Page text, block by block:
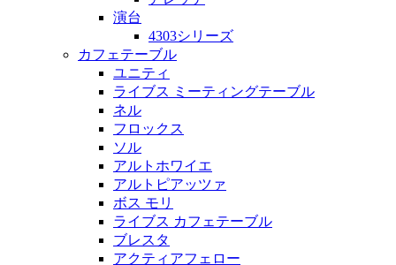
演台
4303シリーズ
カフェテーブル
ユニティ
ライブス ミーティングテーブル
ネル
フロックス
ソル
アルトホワイエ
アルトピアッツァ
ボス モリ
ライブス カフェテーブル
ブレスタ
アクティアフェロー